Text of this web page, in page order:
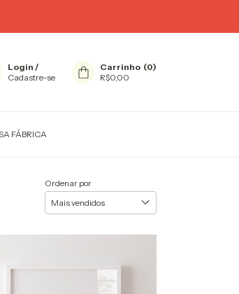
Login /
Cadastre-se
Carrinho (0)
R$0,00
FÁBRICA
Ordenar por